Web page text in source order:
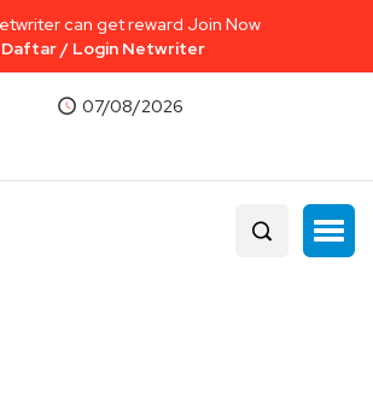
can get reward Join Now
Daftar / Login Netwriter
07/08/2026